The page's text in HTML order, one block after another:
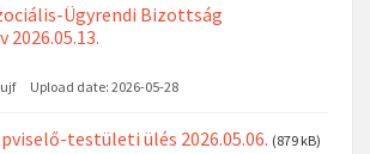
Ügyrendi Bizottság
2026.05.13.
Upload date: 2026-05-28
testületi ülés 2026.05.06. (879 kB)